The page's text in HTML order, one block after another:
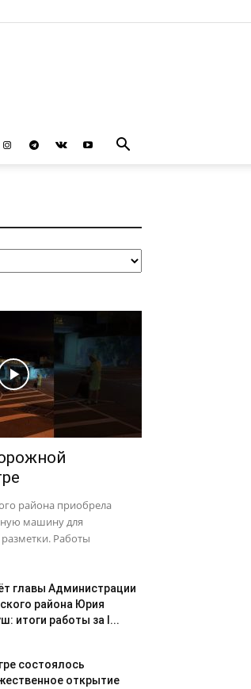
района приобрела
машину для
Работы
главы Администрации
района Юрия
итоги работы за I...
состоялось
открытие